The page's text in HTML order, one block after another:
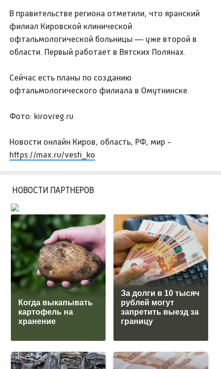
В правительстве региона отметили, что яранский
филиал Кировской клинической
офтальмологической больницы — уже второй в
области. Первый работает в Вятских Полянах.
Сейчас есть планы по созданию
офтальмологического филиала в Омутнинске.
Фото: kirovreg.ru
Новости онлайн Киров, область, РФ, мир -
https://max.ru/vesti_ko
НОВОСТИ ПАРТНЕРОВ
Когда выкапывать
картофель на
хранение
За долги в 10 тысяч
рублей могут
запретить выезд за
границу